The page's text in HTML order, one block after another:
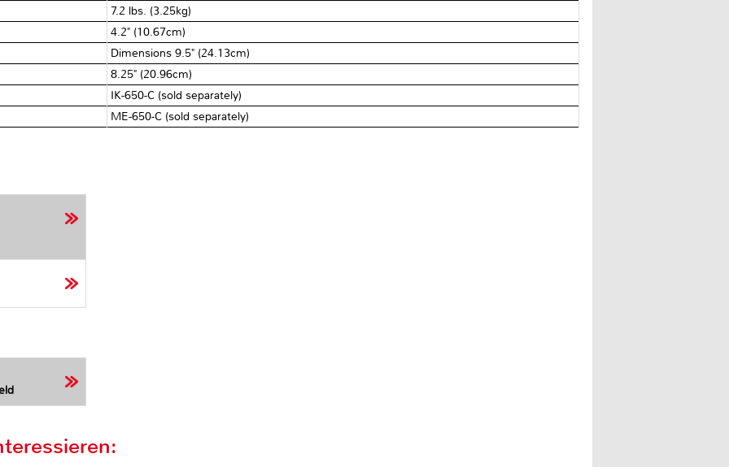
7.2 lbs. (3.25kg)
4.2" (10.67cm)
Dimensions 9.5" (24.13cm)
8.25" (20.96cm)
IK-650-C (sold separately)
ME-650-C (sold separately)